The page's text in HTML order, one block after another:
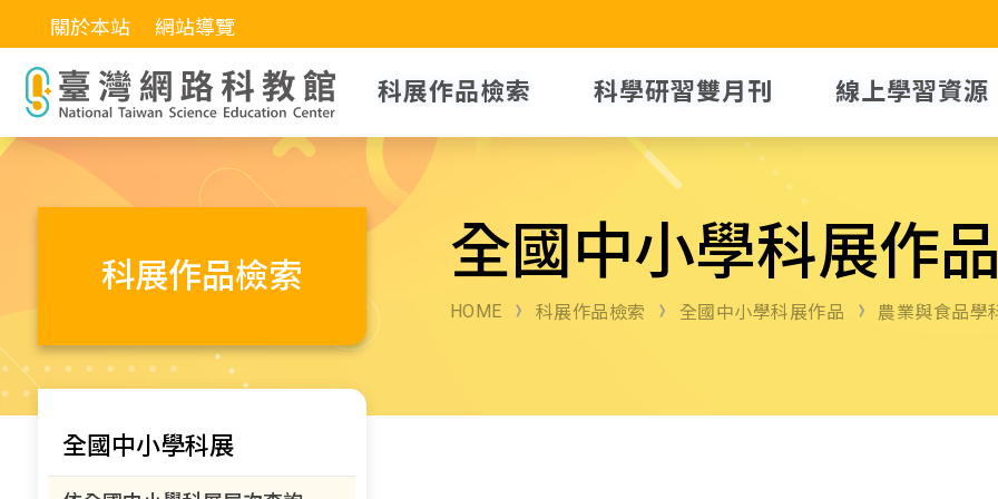
關於本站 網站導覽
科展作品檢索 科學研習雙月刊 線上學習資源
科展作品檢索 全國中小學科展作
HOME 科展作品檢索 全國中小學科展作品 農業與食品學
全國中小學科展